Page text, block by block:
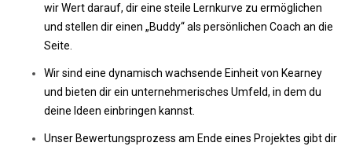
wir Wert darauf, dir eine steile Lernkurve zu ermöglichen
und stellen dir einen „Buddy“ als persönlichen Coach an die
Seite.
Wir sind eine dynamisch wachsende Einheit von Kearney
und bieten dir ein unternehmerisches Umfeld, in dem du
deine Ideen einbringen kannst.
Unser Bewertungsprozess am Ende eines Projektes gibt dir